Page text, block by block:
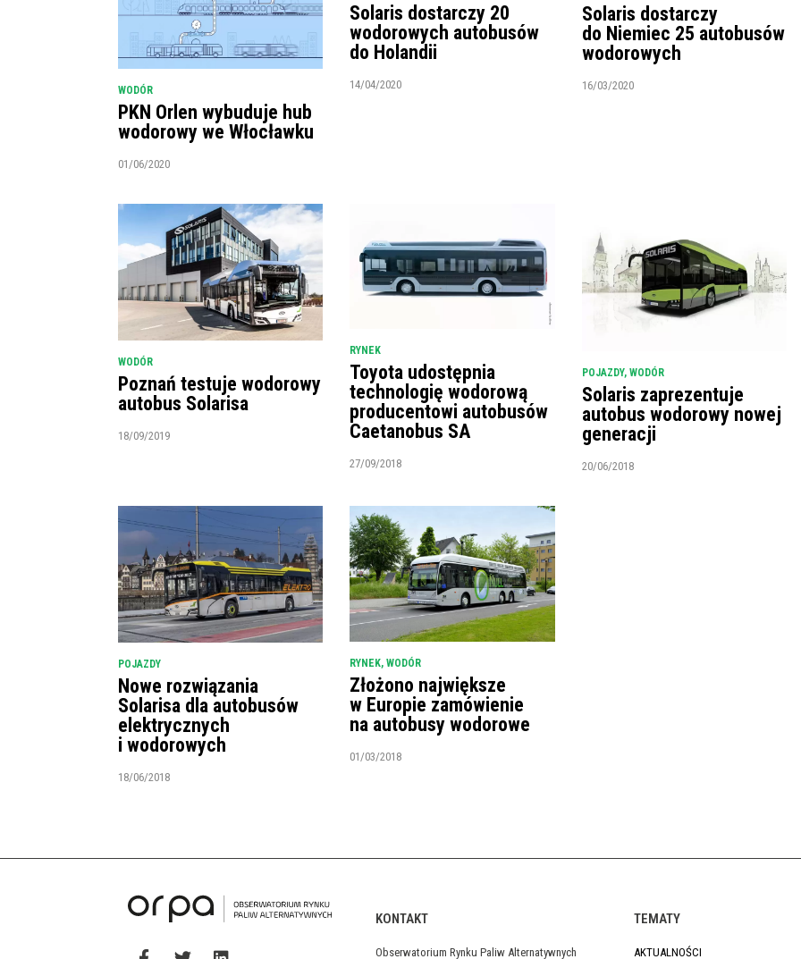
WODÓR
PKN Orlen wybuduje hub
wodorowy we Włocławku
01/06/2020
Solaris dostarczy 20
wodorowych autobusów
do Holandii
14/04/2020
Solaris dostarczy
do Niemiec 25 autobusów
wodorowych
16/03/2020
WODÓR
Poznań testuje wodorowy
autobus Solarisa
18/09/2019
RYNEK
Toyota udostępnia
technologię wodorową
producentowi autobusów
Caetanobus SA
27/09/2018
POJAZDY, WODÓR
Solaris zaprezentuje
autobus wodorowy nowej
generacji
20/06/2018
POJAZDY
Nowe rozwiązania
Solarisa dla autobusów
elektrycznych
i wodorowych
18/06/2018
RYNEK,WODÓR
Złożono największe
w Europie zamówienie
na autobusy wodorowe
01/03/2018
KONTAKT
Obserwatorium Rynku Paliw Alternatywnych
TEMATY
AKTUALNOŚCI